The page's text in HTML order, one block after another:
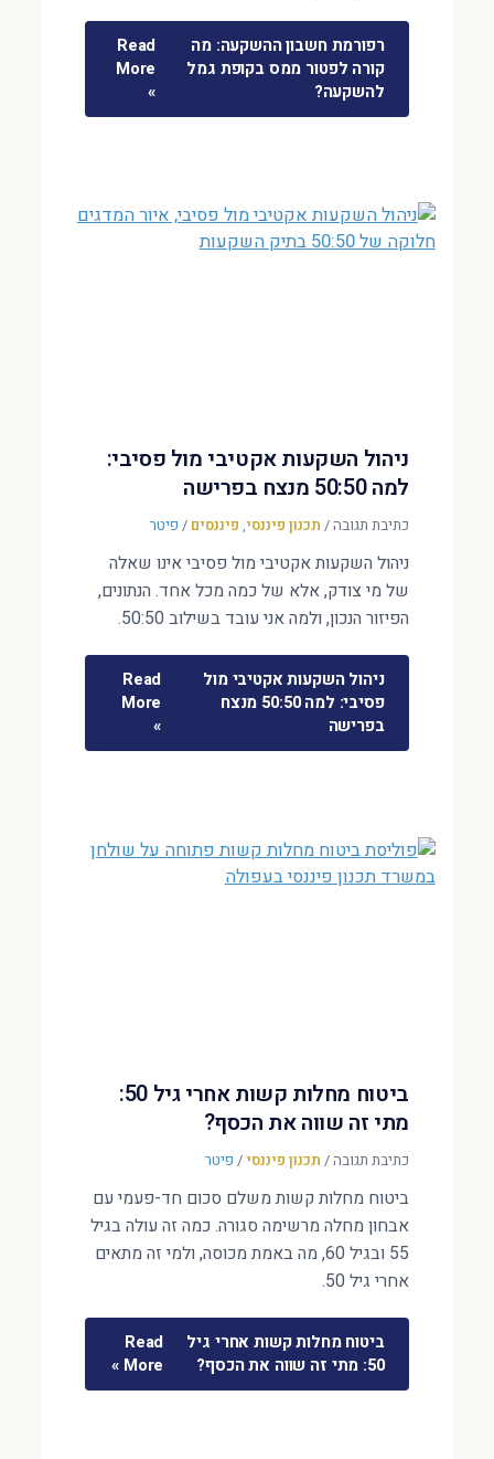
רפורמת חשבון ההשקעה: מה
קורה לפטור ממס בקופת גמל
להשקעה?
Read
More
»
ניהול השקעות אקטיבי מול פסיבי:
למה 50:50 מנצח בפרישה
כתיבת תגובה/ תכנון פיננסי, פיננסים / פיטר
ניהול השקעות אקטיבי מול פסיבי אינו שאלה
של מי צודק, אלא של כמה מכל אחד. הנתונים,
הפיזור הנכון, ולמה אני עובד בשילוב 50:50.
ניהול השקעות אקטיבי מול
פסיבי: למה 50:50 מנצח
בפרישה
Read
More
»
ביטוח מחלות קשות אחרי גיל 50:
מתי זה שווה את הכסף?
כתיבת תגובה/ תכנון פיננסי/ פיטר
ביטוח מחלות קשות משלם סכום חד-פעמי עם
אבחון מחלה מרשימה סגורה. כמה זה עולה בגיל
55 ובגיל 60, מה באמת מכוסה, ולמי זה מתאים
אחרי גיל 50.
ביטוח מחלות קשות אחרי גיל
50: מתי זה שווה את הכסף?
Read
More »